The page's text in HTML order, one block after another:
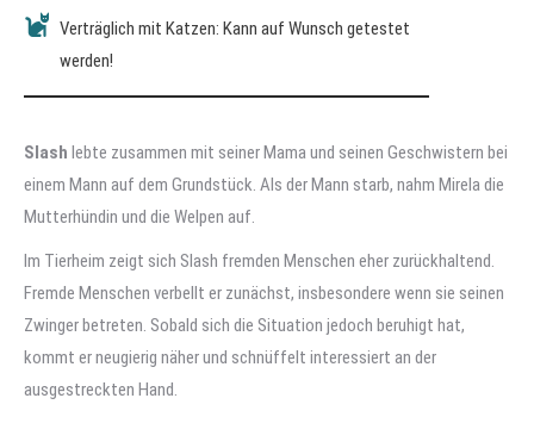
Verträglich mit Katzen: Kann auf Wunsch getestet
werden!
Slash lebte zusammen mit seiner Mama und seinen Geschwistern bei
einem Mann auf dem Grundstück. Als der Mann starb, nahm Mirela die
Mutterhündin und die Welpen auf.
Im Tierheim zeigt sich Slash fremden Menschen eher zurückhaltend.
Fremde Menschen verbellt er zunächst, insbesondere wenn sie seinen
Zwinger betreten. Sobald sich die Situation jedoch beruhigt hat,
kommt er neugierig näher und schnüffelt interessiert an der
ausgestreckten Hand.